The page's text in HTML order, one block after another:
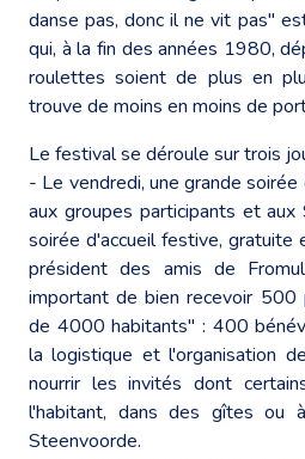
danse pas, donc il ne vit pas"
qui, à la fin des années 1980,
roulettes soient de plus en
trouve de moins en moins de
Le festival se déroule sur trois
- Le vendredi, une grande
aux groupes participants et aux
soirée d'accueil festive, gratuite
président des amis de
important de bien recevoir 500
de 4000 habitants" : 400
la logistique et l'organisation
nourrir les invités dont
l'habitant, dans des gîtes ou
Steenvoorde.